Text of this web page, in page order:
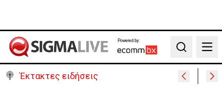
Powered by:
Search
Έκτακτες ειδήσεις